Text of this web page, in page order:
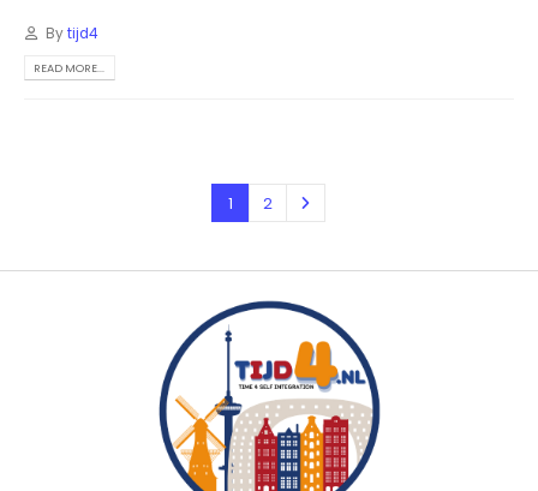
Bytijd4
READ MORE...
1 2